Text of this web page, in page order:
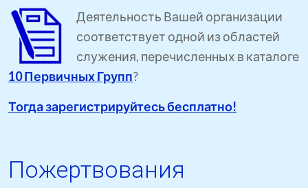
Деятельность Вашей организации
соответствует одной из областей
служения, перечисленных в каталоге
10 Первичных Групп?
Тогда зарегистрируйтесь бесплатно!
Пожертвования